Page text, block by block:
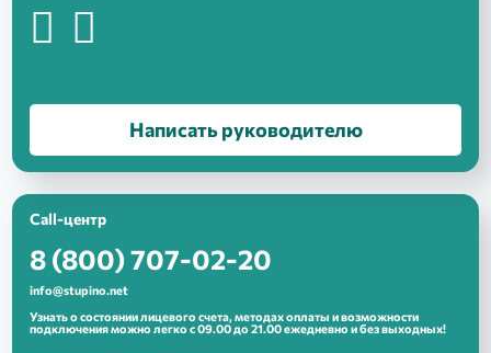
Call-центр
8 (800) 707-02-20
info@stupino.net
Узнать о состоянии лицевого счета, методах оплаты и возможности
подключения можно легко с 09.00 до 21.00 ежедневно и без выходных!
Написать руководителю
Отправляя форму, я даю согласие
на обработку
Выберите свой населенный
пункт:
Ступино
Тарбушево